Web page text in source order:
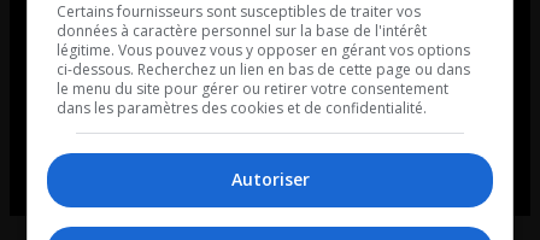
Certains fournisseurs sont susceptibles de traiter vos
données à caractère personnel sur la base de l'intérêt
légitime. Vous pouvez vous y opposer en gérant vos options
ci-dessous. Recherchez un lien en bas de cette page ou dans
le menu du site pour gérer ou retirer votre consentement
dans les paramètres des cookies et de confidentialité.
Autoriser